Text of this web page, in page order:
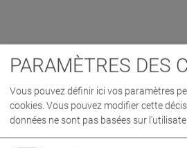
PARAMÈTRES DES
Vous pouvez définir ici vos paramètres
cookies. Vous pouvez modifier cette
données ne sont pas basées sur